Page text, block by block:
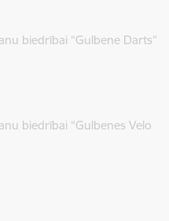
biedrībai “Gulbene Darts”
biedrībai “Gulbenes Velo